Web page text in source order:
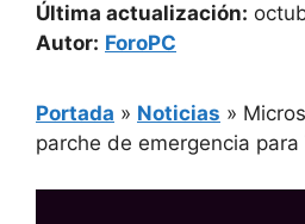
Última actualización:
Autor: ForoPC
Portada » Noticias »
parche de emergencia para